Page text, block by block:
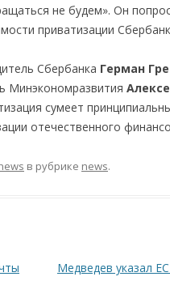
не будем». Он
приватизации
Сбербанка Герман
Минэкономразвития
сумеет
отечественного
в рубрике news.
Медведев указал